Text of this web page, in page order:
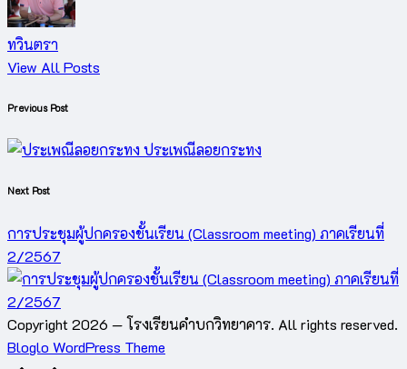
ทวินตรา
View All Posts
Post
navigation
Previous Post
ประเพณีลอยกระทง
Next Post
การประชุมผู้ปกครองชั้นเรียน (Classroom meeting) ภาคเรียนที่
2/2567
Copyright 2026 — โรงเรียนคำบกวิทยาคาร. All rights reserved.
Bloglo WordPress Theme